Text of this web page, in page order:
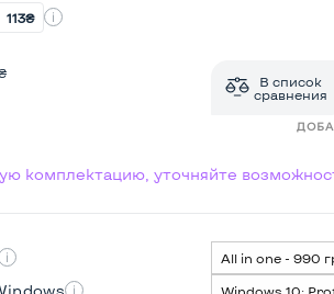
113₴
В список
сравнения
комплектацию, уточняйте